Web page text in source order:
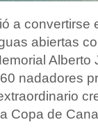
a convertirse
abiertas
nadadores
Copa de